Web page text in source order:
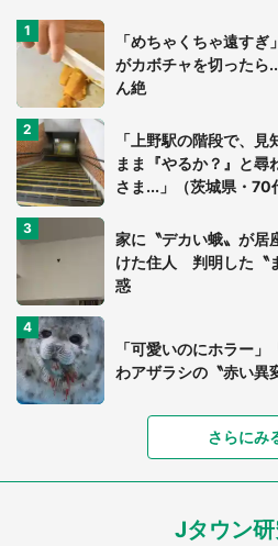
「めちゃくちゃ遠す
がカボチャを切ったら
ん絶
「上野駅の階段で、
まま『やるか？』と尋
さま...」（茨城県・70
家に〝デカい蛾〟が居
けた住人 判明した〝
惑
「可愛いのにホラー
わアザラシの〝赤い異
「落ち着いて食べられ
食事中、じっとできな
が...（東京都・40代男
「孫にあげると思っ
さらにみ
Jタウン